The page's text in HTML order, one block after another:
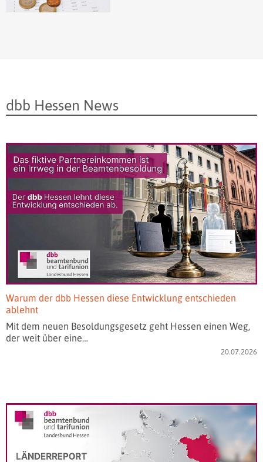
dbb Hessen News
Warum der dbb Hessen diese Entwicklung entschieden
ablehnt
Mit dem neuen Besoldungsgesetz geht Hessen einen Weg,
der weit über eine…
20.07.2026